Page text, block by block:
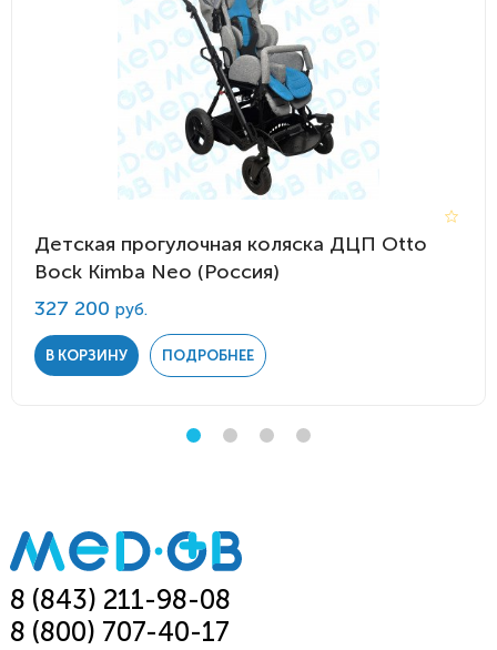
Детская прогулочная коляска ДЦП Otto
Bock Kimba Neo (Россия)
327 200 руб.
В КОРЗИНУ ПОДРОБНЕЕ
8 (843) 211-98-08
8 (800) 707-40-17